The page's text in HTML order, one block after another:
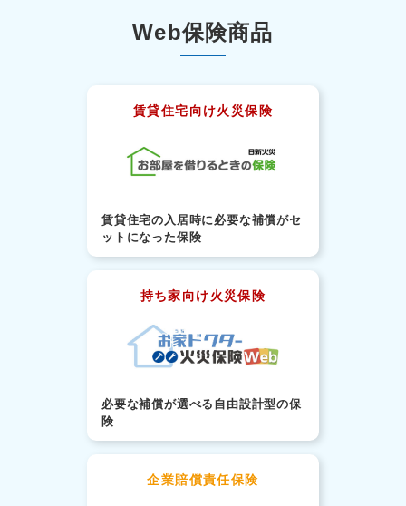
Web保険商品
賃貸住宅向け火災保険
賃貸住宅の入居時に必要な補償がセ
ットになった保険
持ち家向け火災保険
必要な補償が選べる自由設計型の保
険
企業賠償責任保険